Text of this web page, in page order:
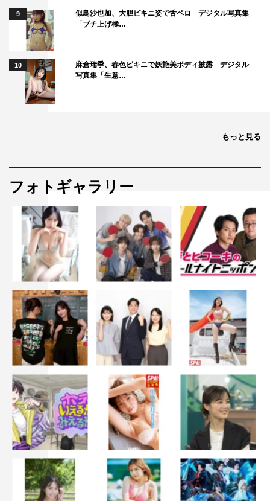
9
似鳥沙也加、大胆ビキニ姿で舌ペロ デジタル写真集
「ブチ上げ極…
10
麻倉瑞季、春色ビキニで妖艶美ボディ披露 デジタル
写真集「生意…
もっと見る
フォトギャラリー